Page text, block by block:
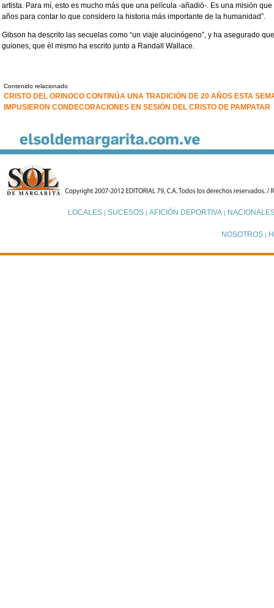
artista. Para mí, esto es mucho más que una película -añadió-. Es una misión
años para contar lo que considero la historia más importante de la humanidad”.
Gibson ha descrito las secuelas como “un viaje alucinógeno”, y ha asegurado
guiones, que él mismo ha escrito junto a Randall Wallace.
Contenido relacionado
CRISTO DEL ORINOCO CONTINÚA UNA TRADICIÓN DE 20 AÑOS ESTA
IMPUSIERON CONDECORACIONES EN SESIÓN DEL CRISTO DE PAMPATAR
LOCALES| SUCESOS| AFICIÓN DEPORTIVA|
NOSOTROS |